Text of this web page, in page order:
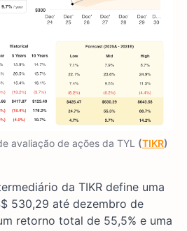
avaliação de ações da TYL (TIKR)
da TIKR define uma
530,29 até dezembro de
retorno total de 55,5% e uma